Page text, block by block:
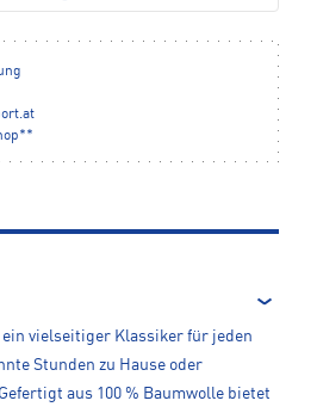
vielseitiger Klassiker für jeden
Stunden zu Hause oder
aus 100 % Baumwolle bietet